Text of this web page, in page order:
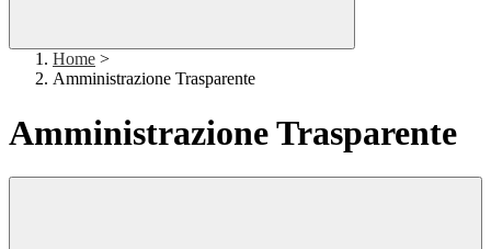
Home >
Amministrazione Trasparente
Amministrazione Trasparente